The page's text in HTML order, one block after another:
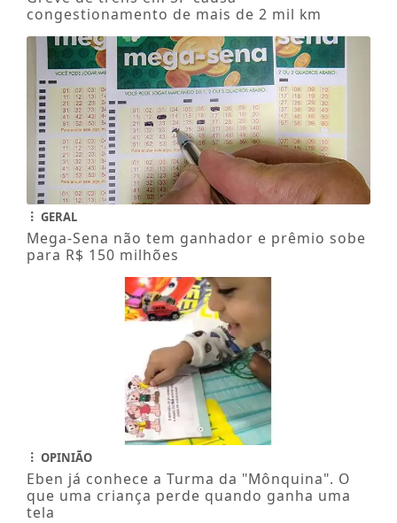
congestionamento de mais de 2 mil km
GERAL
Mega-Sena não tem ganhador e prêmio sobe
para R$ 150 milhões
OPINIÃO
Eben já conhece a Turma da "Mônquina". O
que uma criança perde quando ganha uma
tela